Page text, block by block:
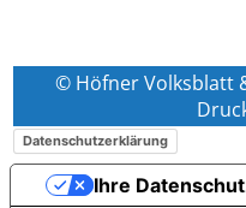
© Höfner Volksblatt
Datenschutzerklärung
Ihre